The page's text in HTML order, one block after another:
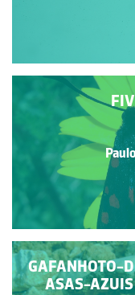
GAFANHOTO-
ASAS-AZUIS